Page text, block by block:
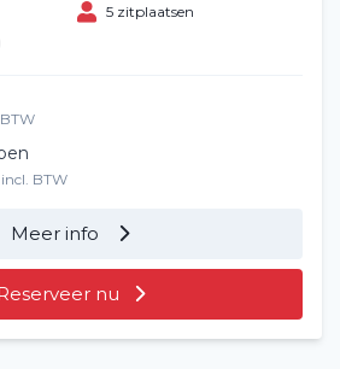
5 zitplaatsen
BTW
Meer info
nu